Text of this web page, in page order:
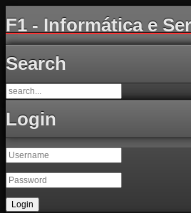
F1 - Informática e
Search
Login